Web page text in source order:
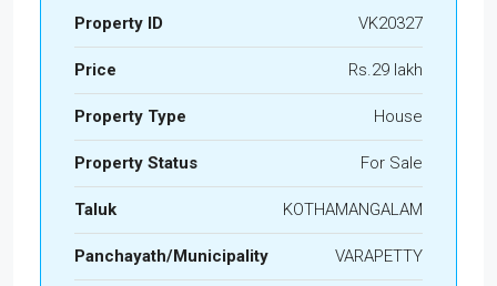
Property ID VK20327
Price Rs.29 lakh
Property Type House
Property Status For Sale
Taluk KOTHAMANGALAM
Panchayath/Municipality VARAPETTY